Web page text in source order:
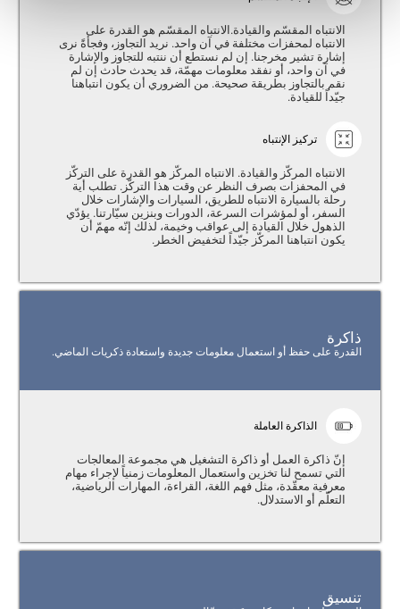
الانتباه المقسّم والقيادة.الانتباه المقسّم هو القدرة على
الانتباه لمحفزات مختلفة في آن واحد. نريد التجاوز، وفجأةً نرى
إشارة تشير مخرجنا. إن لم نستطع أن ننتبه للتجاوز والإشارة
في آن واحد، أو نفقد معلومات مهمّة، قد يحدث حادث إن لم
نقم بالتجاوز بطريقة صحيحة. من الضروري أن يكون انتباهنا
جيّداً للقيادة.
تركيز الإنتباه
الانتباه المركّز والقيادة. الانتباه المركّز هو القدرة على التركّز
في المحفزات بصرف النظر عن وقت هذا التركّز. تطلب أية
رحلة بالسيارة الانتباه للطريق، السيارات والإشارات خلال
السفر، أو لمؤشرات السرعة، الدورات وبنزين سيّارتنا. يؤدّي
الذهول خلال القيادة إلى عواقب وخيمة، لذلك إنّه مهمّ أن
يكون انتباهنا المركّز جيّداً لتخفيض الخطر.
ذاكرة
القدرة على حفظ أو استعمال معلومات جديدة واستعادة ذكريات الماضي.
الذاكرة العاملة
إنّ ذاكرة العمل أو ذاكرة التشغيل هي مجموعة المعالجات
التي تسمح لنا تخزين واستعمال المعلومات زمنياً لإجراء مهام
معرفية معقّدة، مثل فهم اللغة، القراءة، المهارات الرياضية،
التعلّم أو الاستدلال.
تنسيق